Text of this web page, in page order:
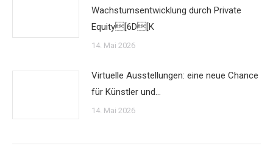
Wachstumsentwicklung durch Private
Equity[6D[K
14. Mai 2026
Virtuelle Ausstellungen: eine neue Chance
für Künstler und…
14. Mai 2026